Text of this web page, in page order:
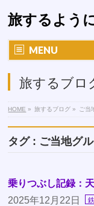
旅するよう
MENU
旅するブロ
HOME » 旅するブログ » ご当
タグ : ご当地グ
乗りつぶし記録：
2025年12月22日